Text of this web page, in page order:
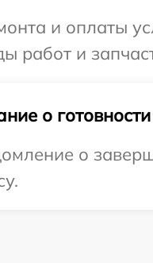
и оплаты
работ и
о готовности
о